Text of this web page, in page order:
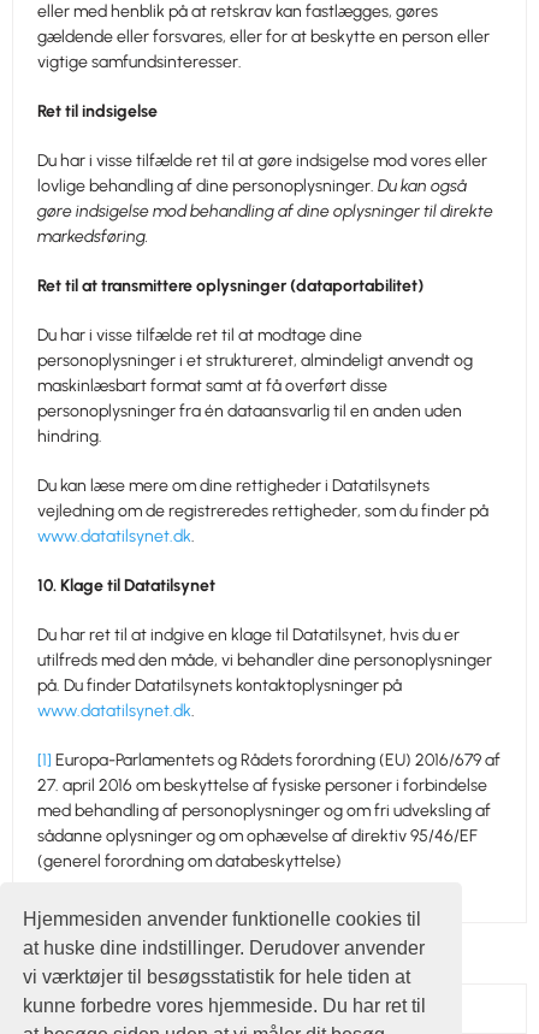
Hjemmesiden anvender funktionelle cookies til
at huske dine indstillinger. Derudover anvender
vi værktøjer til besøgsstatistik for hele tiden at
kunne forbedre vores hjemmeside. Du har ret til
eller med henblik på at retskrav kan fastlægges, gøres
gældende eller forsvares, eller for at beskytte en person eller
vigtige samfundsinteresser.
Ret til indsigelse
Du har i visse tilfælde ret til at gøre indsigelse mod vores eller
lovlige behandling af dine personoplysninger. Du kan også
gøre indsigelse mod behandling af dine oplysninger til direkte
markedsføring.
Ret til at transmittere oplysninger (dataportabilitet)
Du har i visse tilfælde ret til at modtage dine
personoplysninger i et struktureret, almindeligt anvendt og
maskinlæsbart format samt at få overført disse
personoplysninger fra én dataansvarlig til en anden uden
hindring.
Du kan læse mere om dine rettigheder i Datatilsynets
vejledning om de registreredes rettigheder, som du finder på
www.datatilsynet.dk.
10. Klage til Datatilsynet
Du har ret til at indgive en klage til Datatilsynet, hvis du er
utilfreds med den måde, vi behandler dine personoplysninger
på. Du finder Datatilsynets kontaktoplysninger på
www.datatilsynet.dk.
[1] Europa-Parlamentets og Rådets forordning (EU) 2016/679 af
27. april 2016 om beskyttelse af fysiske personer i forbindelse
med behandling af personoplysninger og om fri udveksling af
sådanne oplysninger og om ophævelse af direktiv 95/46/EF
(generel forordning om databeskyttelse)